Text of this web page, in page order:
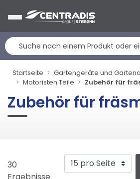
Startseite
Gartengeräte und
Motoristen Teile
Zubehör für
Zubehör für
30